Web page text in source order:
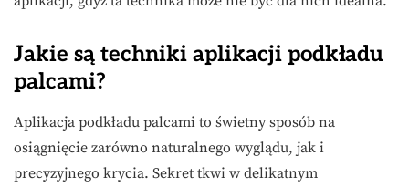
Jakie są techniki aplikacji podkładu
palcami?
Aplikacja podkładu palcami to świetny sposób na
osiągnięcie zarówno naturalnego wyglądu, jak i
precyzyjnego krycia. Sekret tkwi w delikatnym